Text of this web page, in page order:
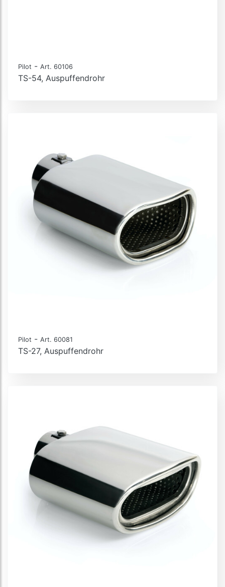
Pilot - Art. 60106
TS-54, Auspuffendrohr
Pilot - Art. 60081
TS-27, Auspuffendrohr